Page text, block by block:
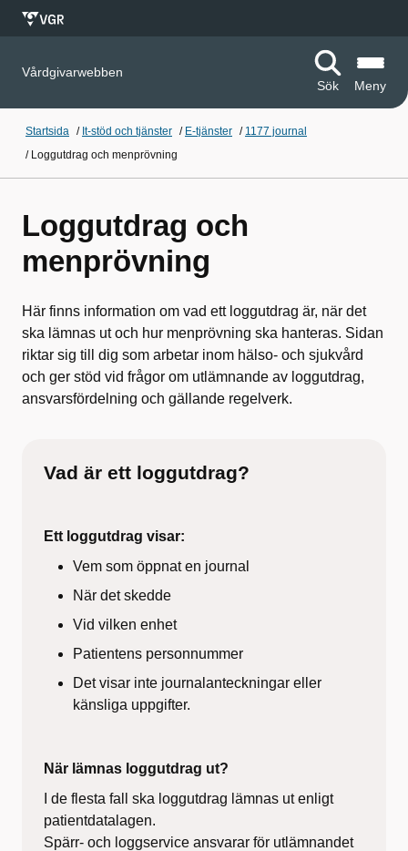
Vårdgivarwebben
Sök
Meny
Startsida / It-stöd och tjänster / E-tjänster / 1177 journal
/ Loggutdrag och menprövning
Loggutdrag och
menprövning
Här finns information om vad ett loggutdrag är, när det
ska lämnas ut och hur menprövning ska hanteras. Sidan
riktar sig till dig som arbetar inom hälso- och sjukvård
och ger stöd vid frågor om utlämnande av loggutdrag,
ansvarsfördelning och gällande regelverk.
Vad är ett loggutdrag?
Ett loggutdrag visar:
Vem som öppnat en journal
När det skedde
Vid vilken enhet
Patientens personnummer
Det visar inte journalanteckningar eller
känsliga uppgifter.
När lämnas loggutdrag ut?
I de flesta fall ska loggutdrag lämnas ut enligt
patientdatalagen.
Spärr- och loggservice ansvarar för utlämnandet